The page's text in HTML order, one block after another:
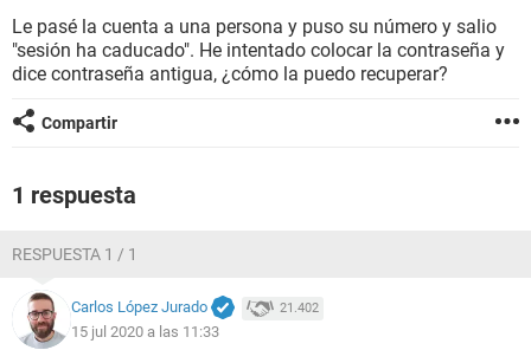
Le pasé la cuenta a una persona y puso su número y salio
"sesión ha caducado". He intentado colocar la contraseña y
dice contraseña antigua, ¿cómo la puedo recuperar?
Compartir
1 respuesta
RESPUESTA 1 / 1
Carlos López Jurado 21.402
15 jul 2020 a las 11:33